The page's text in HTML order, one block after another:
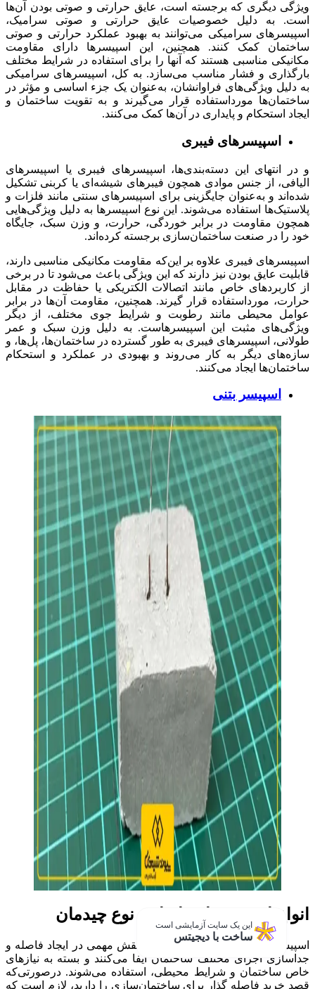
ویژگی دیگری که برجسته است، عایق حرارتی و صوتی بودن آن‌ها
است. به دلیل خصوصیات عایق حرارتی و صوتی سرامیک،
اسپیسرهای سرامیکی می‌توانند به بهبود عملکرد حرارتی و صوتی
ساختمان کمک کنند. همچنین، این اسپیسرها دارای مقاومت
مکانیکی مناسبی هستند که آنها را برای استفاده در شرایط مختلف
بارگذاری و فشار مناسب می‌سازد. به کل، اسپیسر‌های سرامیکی
به دلیل ویژگی‌های فراوانشان، به‌عنوان یک جزء اساسی و مؤثر در
ساختمان‌ها مورداستفاده قرار می‌گیرند و به تقویت ساختمان و
ایجاد استحکام و پایداری در آن‌ها کمک می‌کنند.
اسپیسرهای فیبری
و در انتهای این دسته‌بندی‌ها، اسپیسر‌های فیبری یا اسپیسر‌های
الیافی، از جنس موادی همچون فیبر‌های شیشه‌ای یا کربنی تشکیل
شده‌اند و به‌عنوان جایگزینی برای اسپیسرهای سنتی مانند فلزات و
پلاستیک‌ها استفاده می‌شوند. این نوع اسپیسرها به دلیل ویژگی‌هایی
همچون مقاومت در برابر خوردگی، حرارت، و وزن سبک، جایگاه
خود را در صنعت ساختمان‌سازی برجسته کرده‌اند.
اسپیسر‌های فیبری علاوه بر این‌که مقاومت مکانیکی مناسبی دارند،
قابلیت عایق بودن نیز دارند که این ویژگی باعث می‌شود تا در برخی
از کاربردهای خاص مانند اتصالات الکتریکی یا حفاظت در مقابل
حرارت، مورداستفاده قرار گیرند. همچنین، مقاومت آن‌ها در برابر
عوامل محیطی مانند رطوبت و شرایط جوی مختلف، از دیگر
ویژگی‌های مثبت این اسپیسر‌هاست. به دلیل وزن سبک و عمر
طولانی، اسپیسر‌های فیبری به طور گسترده در ساختمان‌ها، پل‌ها، و
سازه‌های دیگر به کار می‌روند و بهبودی در عملکرد و استحکام
ساختمان‌ها ایجاد می‌کنند.
اسپیسر بتنی
انواع اسپیسرها بر اساس نوع چیدمان
اسپیسرهای افقی و عمودی هر کدام نقش مهمی در ایجاد فاصله و
جداسازی اجزای مختلف ساختمان ایفا می‌کنند و بسته به نیازهای
خاص ساختمان و شرایط محیطی، استفاده می‌شوند. درصورتی‌که
قصد خرید فاصله گذار برای ساختمان‌سازی را دارید، لازم است که
این یک سایت آزمایشی است
ساخت با دیجیتس